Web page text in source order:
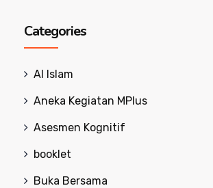
Categories
Al Islam
Aneka Kegiatan MPlus
Asesmen Kognitif
booklet
Buka Bersama